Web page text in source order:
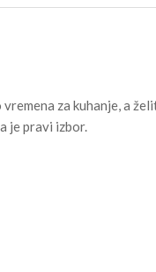
za kuhanje, a
je pravi izbor.